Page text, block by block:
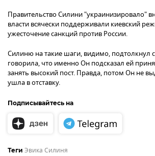
Правительство Силини "украинизировало"
власти всячески поддерживали киевский
ужесточение санкций против России.
Силиню на такие шаги, видимо, подтолкнул
говорила, что именно Он подсказал ей
занять высокий пост. Правда, потом Он не
ушла в отставку.
Подписывайтесь на
Теги Эвика Силиня